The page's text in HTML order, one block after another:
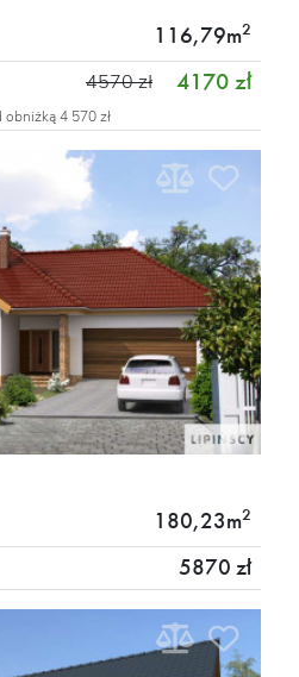
116,79m2
4170 zł
4570 zł
4 570 zł
180,23m2
5870 zł